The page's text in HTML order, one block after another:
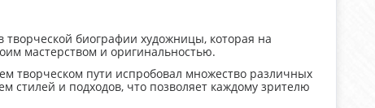
биографии художницы, которая на
мастерством и оригинальностью.
творческом пути испробовал множество различных
стилей и подходов, что позволяет каждому зрителю